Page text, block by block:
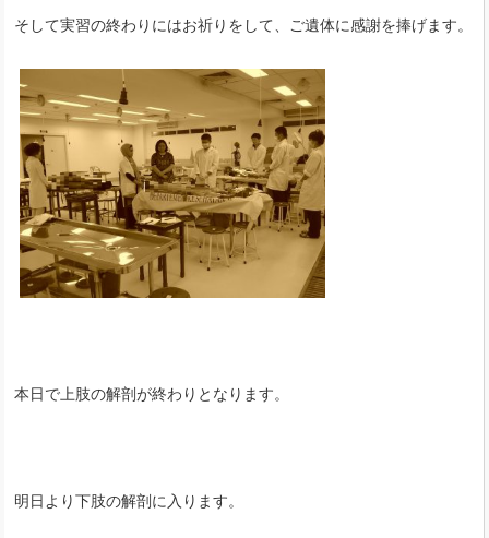
そして実習の終わりにはお祈りをして、ご遺体に感謝を捧げます。
本日で上肢の解剖が終わりとなります。
明日より下肢の解剖に入ります。